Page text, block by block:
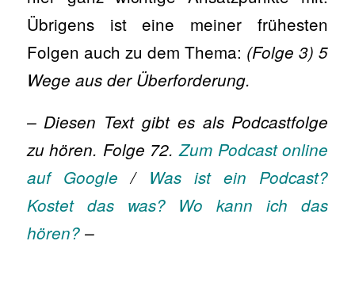
Übrigens ist eine meiner frühesten
Folgen auch zu dem Thema: (Folge 3) 5
Wege aus der Überforderung.
– Diesen Text gibt es als Podcastfolge
zu hören. Folge 72.Zum Podcast online
auf Google / Was ist ein Podcast?
Kostet das was? Wo kann ich das
hören?–